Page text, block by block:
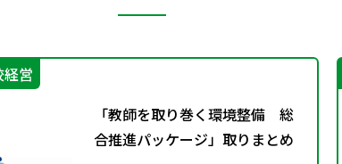
営
「教師を取り巻く環境整備 総
合推進パッケージ」取りまとめ